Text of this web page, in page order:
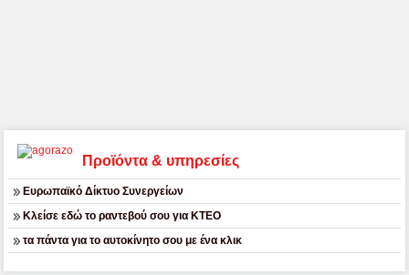
Προϊόντα & υπηρεσίες
Ευρωπαϊκό Δίκτυο Συνεργείων
Κλείσε εδώ το ραντεβού σου για ΚΤΕΟ
τα πάντα για το αυτοκίνητο σου με ένα κλικ